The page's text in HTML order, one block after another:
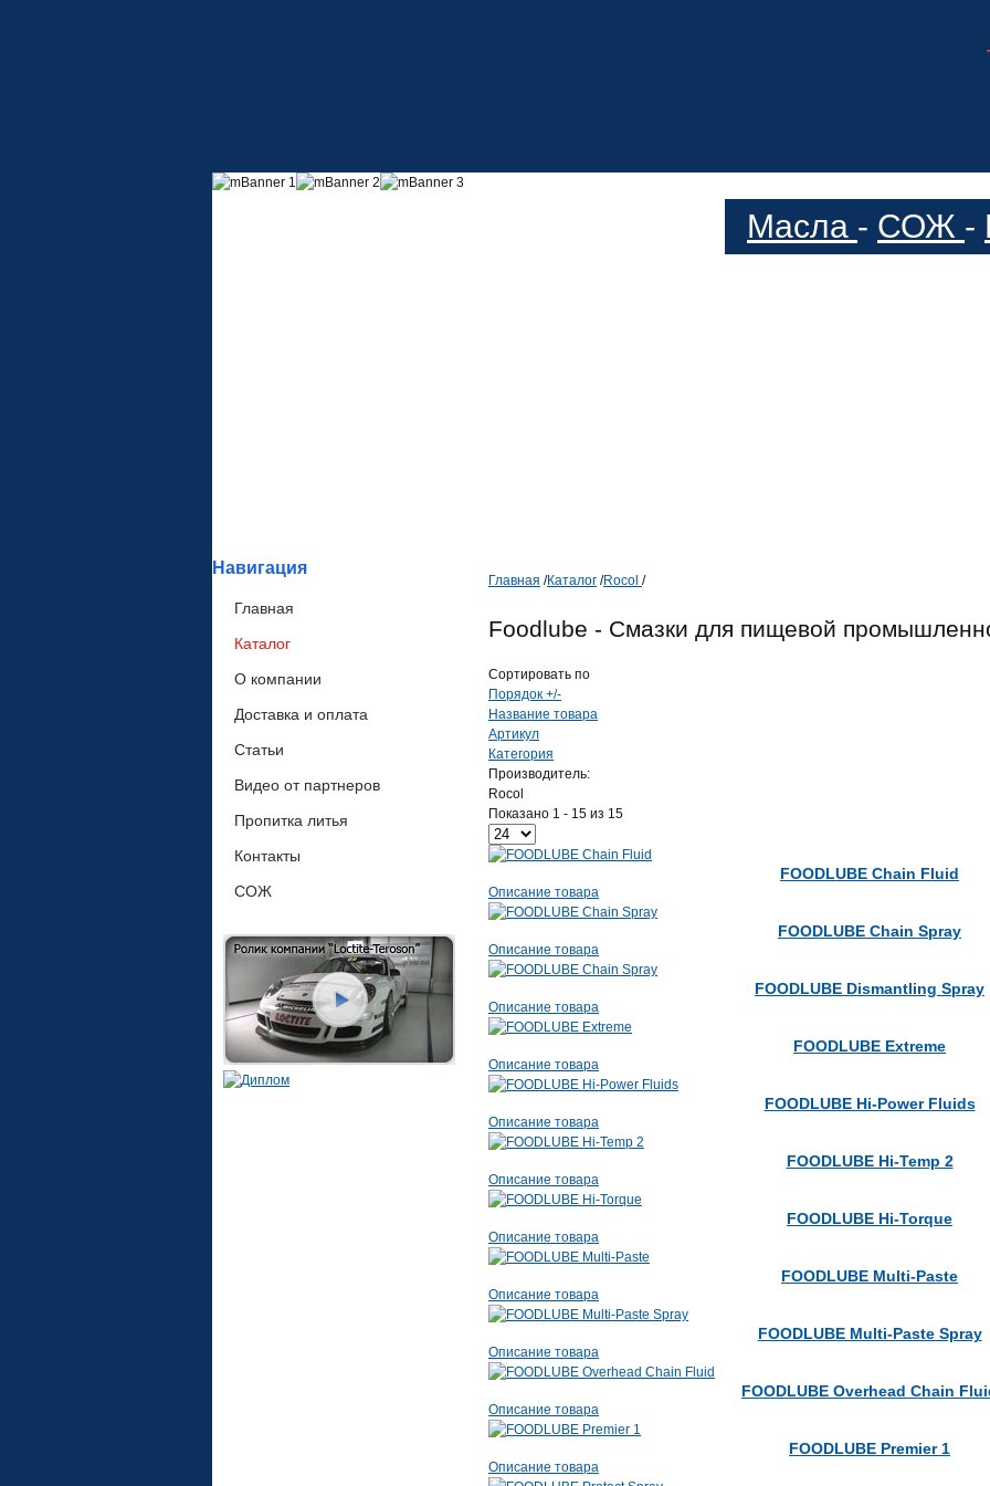
Масла - СОЖ -
Навигация
Главная
Каталог
О компании
Доставка и оплата
Статьи
Видео от партнеров
Пропитка литья
Контакты
СОЖ
Главная /Каталог /Rocol /
Foodlube - Смазки для пищевой
Сортировать по
Порядок +/-
Название товара
Артикул
Категория
Производитель:
Rocol
Показано 1 - 15 из 15
FOODLUBE Chain Fluid
Описание товара
FOODLUBE Chain Spray
Описание товара
FOODLUBE Dismantling Spray
Описание товара
FOODLUBE Extreme
Описание товара
FOODLUBE Hi-Power Fluids
Описание товара
FOODLUBE Hi-Temp 2
Описание товара
FOODLUBE Hi-Torque
Описание товара
FOODLUBE Multi-Paste
Описание товара
FOODLUBE Multi-Paste Spray
Описание товара
FOODLUBE Overhead Chain
Описание товара
FOODLUBE Premier 1
Описание товара